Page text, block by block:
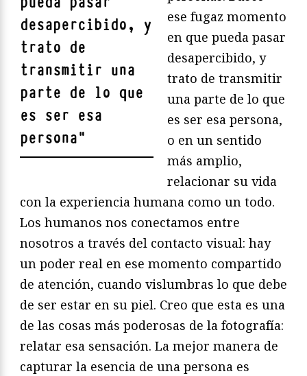
desapercibido, y
trato de
transmitir una
parte de lo que
es ser esa
persona"
ese fugaz momento
en que pueda pasar
desapercibido, y
trato de transmitir
una parte de lo que
es ser esa persona,
o en un sentido
más amplio,
relacionar su vida
con la experiencia humana como un todo.
Los humanos nos conectamos entre
nosotros a través del contacto visual: hay
un poder real en ese momento compartido
de atención, cuando vislumbras lo que debe
de ser estar en su piel. Creo que esta es una
de las cosas más poderosas de la fotografía:
relatar esa sensación. La mejor manera de
capturar la esencia de una persona es